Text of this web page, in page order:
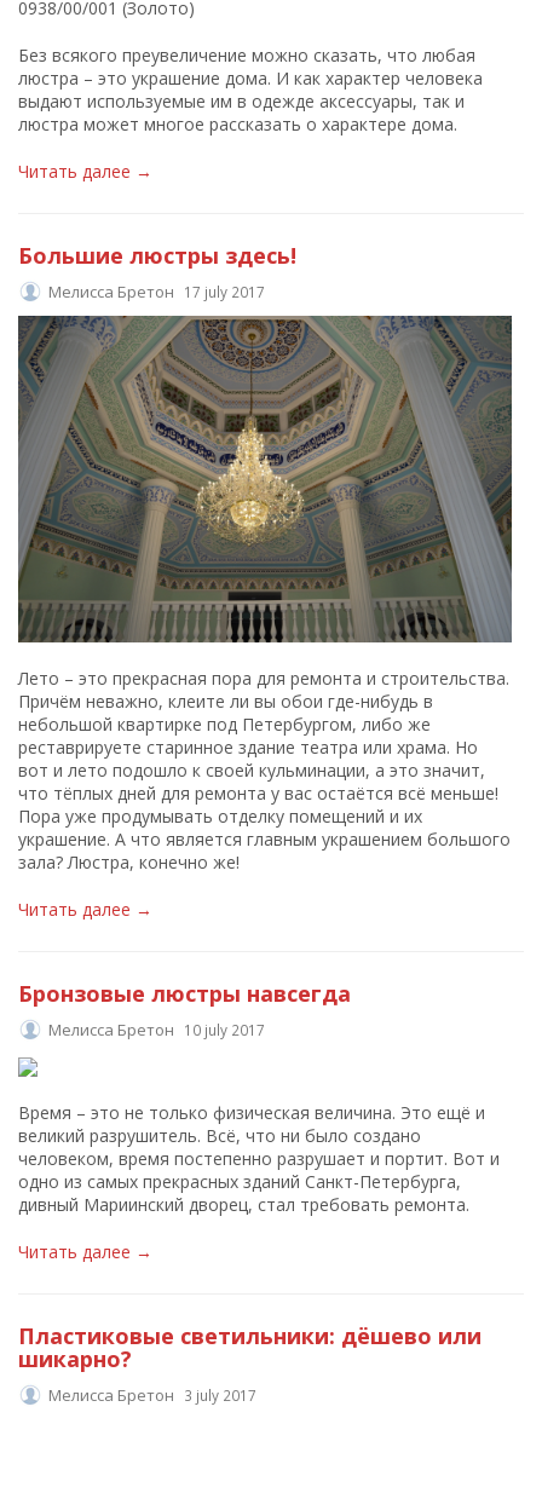
Без всякого преувеличение можно сказать, что любая
люстра – это украшение дома. И как характер человека
выдают используемые им в одежде аксессуары, так и
люстра может многое рассказать о характере дома.
Читать далее →
Большие люстры здесь!
Мелисса Бретон 17 july 2017
Лето – это прекрасная пора для ремонта и строительства.
Причём неважно, клеите ли вы обои где-нибудь в
небольшой квартирке под Петербургом, либо же
реставрируете старинное здание театра или храма. Но
вот и лето подошло к своей кульминации, а это значит,
что тёплых дней для ремонта у вас остаётся всё меньше!
Пора уже продумывать отделку помещений и их
украшение. А что является главным украшением большого
зала? Люстра, конечно же!
Читать далее →
Бронзовые люстры навсегда
Мелисса Бретон 10 july 2017
Время – это не только физическая величина. Это ещё и
великий разрушитель. Всё, что ни было создано
человеком, время постепенно разрушает и портит. Вот и
одно из самых прекрасных зданий Санкт-Петербурга,
дивный Мариинский дворец, стал требовать ремонта.
Читать далее →
Пластиковые светильники: дёшево или
шикарно?
Мелисса Бретон 3 july 2017